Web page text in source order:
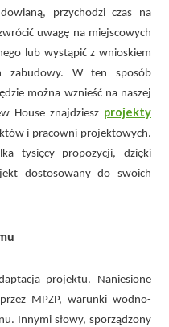
przychodzi czas na
uwagę na miejscowych
lub wystąpić z wnioskiem
zabudowy. W ten sposób
można wznieść na naszej
House znajdziesz projekty
i pracowni projektowych.
tysięcy propozycji, dzięki
dostosowany do swoich
projektu. Naniesione
MPZP, warunki wodno-
Innymi słowy, sporządzony